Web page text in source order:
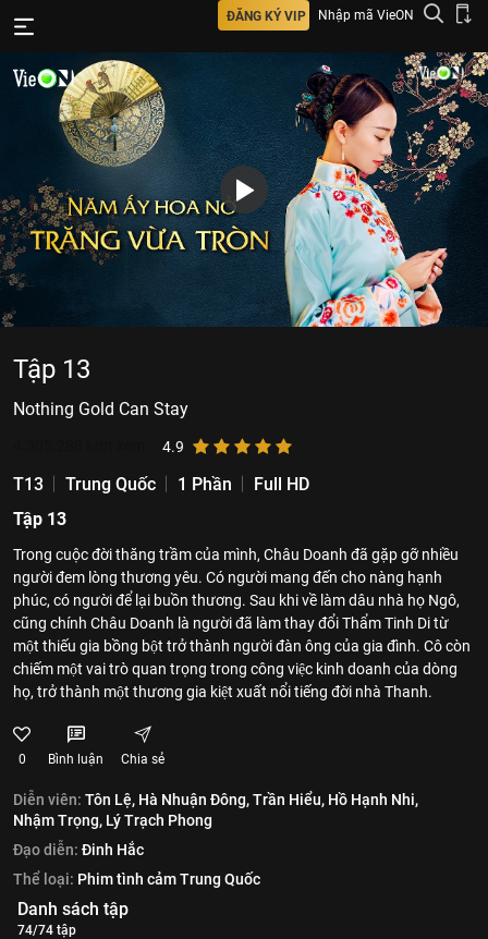
ĐĂNG KÝ VIP Nhập mã VieON
Tập 13
Nothing Gold Can Stay
4.9
T13 Trung Quốc 1 Phần
Full HD
Tập 13
Trong cuộc đời thăng trầm của mình, Châu Doanh đã gặp gỡ nhiều
người đem lòng thương yêu. Có người mang đến cho nàng hạnh
phúc, có người để lại buồn thương. Sau khi về làm dâu nhà họ Ngô,
cũng chính Châu Doanh là người đã làm thay đổi Thẩm Tinh Di từ
một thiếu gia bồng bột trở thành người đàn ông của gia đình. Cô còn
chiếm một vai trò quan trọng trong công việc kinh doanh của dòng
họ, trở thành một thương gia kiệt xuất nổi tiếng đời nhà Thanh.
0 Bình luận Chia sẻ
Diễn viên: Tôn Lệ, Hà Nhuận Đông,Trần Hiểu, Hồ Hạnh Nhi,
Nhậm Trọng, Lý Trạch Phong
Đạo diễn: Đinh Hắc
Thể loại: Phim tình cảm Trung Quốc
Danh sách tập
74/74 tập